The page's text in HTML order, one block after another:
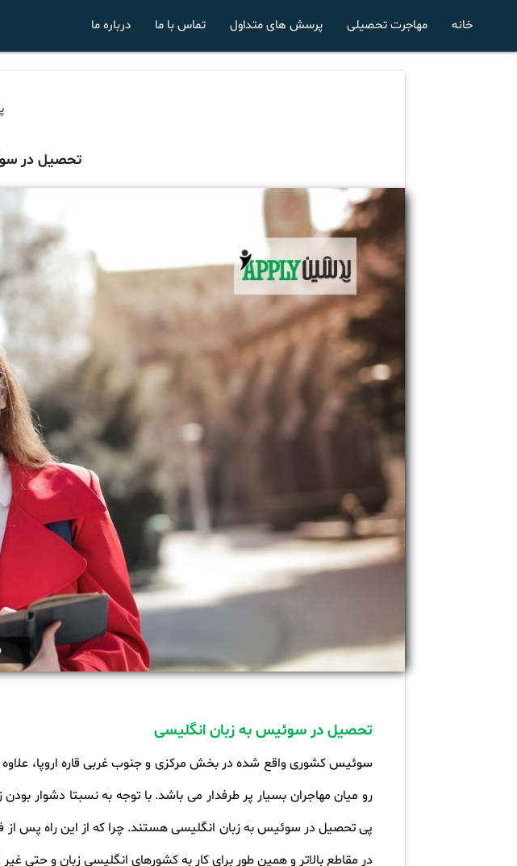
خانه مهاجرت تحصیلی پرسش های متداول تماس با ما درباره ما
تحصیل در
5
تحصیل در سوئیس به زبان انگلیسی
سوئیس کشوری واقع شده در بخش مرکزی و جنوب غربی قاره اروپا، علاوه
رو میان مهاجران بسیار پر طرفدار می باشد. با توجه به نسبتا دشوار
پی تحصیل در سوئیس به زبان انگلیسی هستند. چرا که از این راه پس از
در مقاطع بالاتر و همین طور برای کار به کشورهای انگلیسی زبان و حتی